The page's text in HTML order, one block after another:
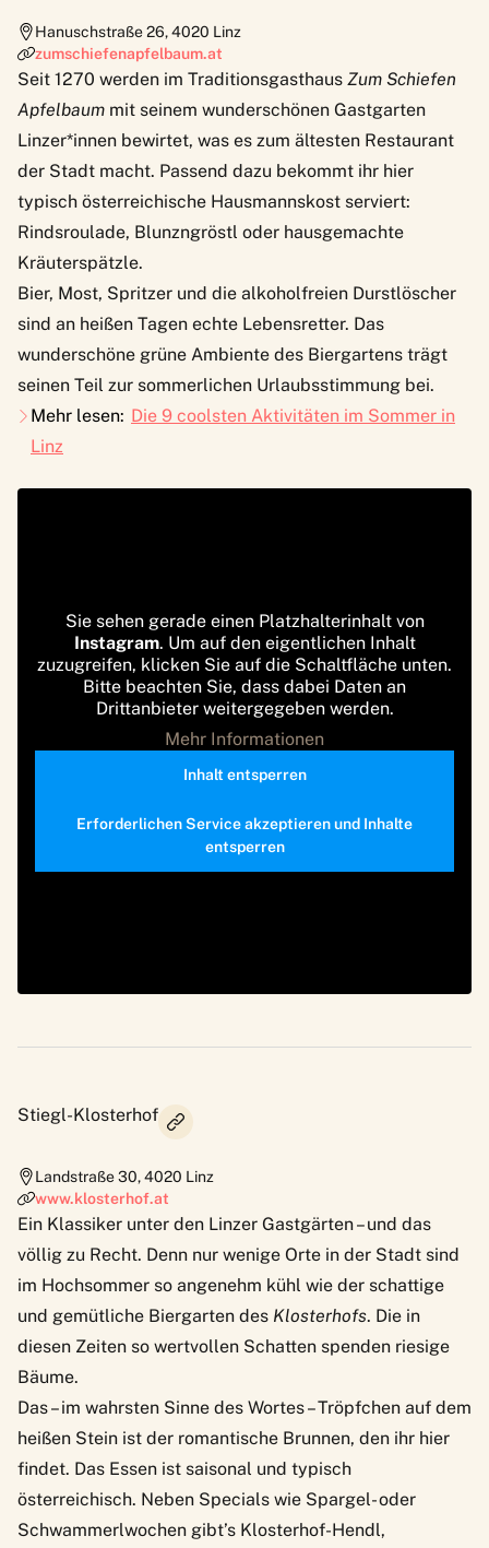
Hanuschstraße 26,4020 Linz
zumschiefenapfelbaum.at
Seit 1270 werden im Traditionsgasthaus Zum Schiefen
Apfelbaum mit seinem wunderschönen Gastgarten
Linzer*innen bewirtet, was es zum ältesten Restaurant
der Stadt macht. Passend dazu bekommt ihr hier
typisch österreichische Hausmannskost serviert:
Rindsroulade, Blunzngröstl oder hausgemachte
Kräuterspätzle.
Bier, Most, Spritzer und die alkoholfreien Durstlöscher
sind an heißen Tagen echte Lebensretter. Das
wunderschöne grüne Ambiente des Biergartens trägt
seinen Teil zur sommerlichen Urlaubsstimmung bei.
Mehr lesen: Die 9 coolsten Aktivitäten im Sommer in
Linz
Sie sehen gerade einen Platzhalterinhalt von
Instagram. Um auf den eigentlichen Inhalt
zuzugreifen, klicken Sie auf die Schaltfläche unten.
Bitte beachten Sie, dass dabei Daten an
Drittanbieter weitergegeben werden.
Mehr Informationen
Inhalt entsperren
Erforderlichen Service akzeptieren und Inhalte
entsperren
Stiegl-Klosterhof
Landstraße 30,4020 Linz
www.klosterhof.at
Ein Klassiker unter den Linzer Gastgärten – und das
völlig zu Recht. Denn nur wenige Orte in der Stadt sind
im Hochsommer so angenehm kühl wie der schattige
und gemütliche Biergarten des Klosterhofs. Die in
diesen Zeiten so wertvollen Schatten spenden riesige
Bäume.
Das – im wahrsten Sinne des Wortes – Tröpfchen auf dem
heißen Stein ist der romantische Brunnen, den ihr hier
findet. Das Essen ist saisonal und typisch
österreichisch. Neben Specials wie Spargel- oder
Schwammerlwochen gibt’s Klosterhof-Hendl,